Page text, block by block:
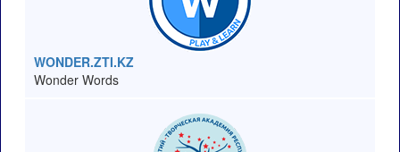
WONDER.ZTI.KZ
Wonder Words